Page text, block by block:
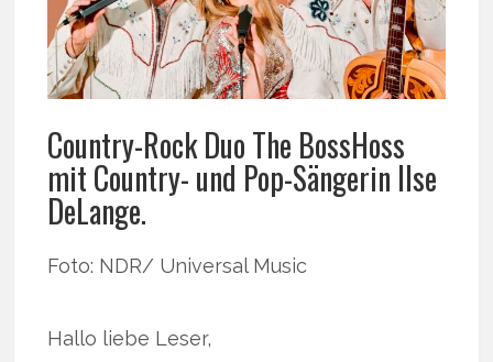
Country-Rock Duo The BossHoss
mit Country- und Pop-Sängerin Ilse
DeLange.
Foto: NDR/ Universal Music
Hallo liebe Leser,